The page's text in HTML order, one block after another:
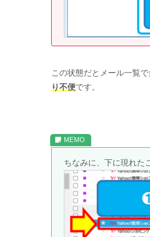
この状態だとメール一覧
り不便です。
ちなみに、下に現れた